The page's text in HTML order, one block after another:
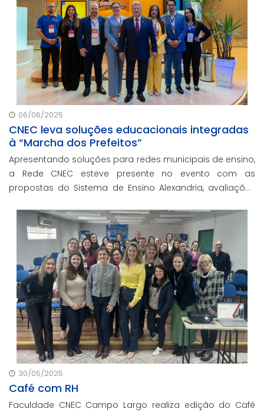
06/06/2025
CNEC leva soluções educacionais integradas
à “Marcha dos Prefeitos”
Apresentando soluções para redes municipais de ensino,
a Rede CNEC esteve presente no evento com as
propostas do Sistema de Ensino Alexandria, avaliações
escolar e parcerias com prefeituras durante e
30/05/2025
Café com RH
Faculdade CNEC Campo Largo realiza edição do Café